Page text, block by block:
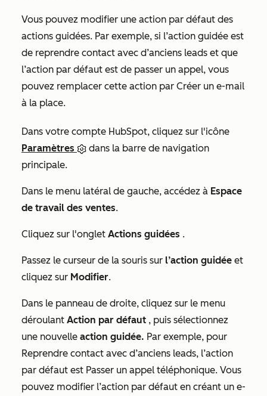
Vous pouvez modifier une action par défaut des
actions guidées. Par exemple, si l’action guidée est
de reprendre contact avec d’anciens leads et que
l’action par défaut est de passer un appel, vous
pouvez remplacer cette action par Créer un e-mail
à la place.
Dans votre compte HubSpot, cliquez sur l'icône
Paramètres
dans la barre de navigation
principale.
Dans le menu latéral de gauche, accédez à Espace
de travail des ventes.
Cliquez sur l'onglet Actions guidées .
Passez le curseur de la souris sur l’action guidée et
cliquez sur Modifier.
Dans le panneau de droite, cliquez sur le menu
déroulant Action par défaut , puis sélectionnez
une nouvelle action guidée. Par exemple, pour
Reprendre contact avec d’anciens leads, l’action
par défaut est Passer un appel téléphonique. Vous
pouvez modifier l’action par défaut en créant un e-